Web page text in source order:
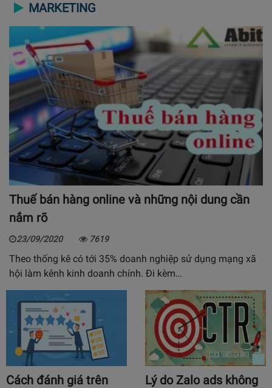
MARKETING
Thuế bán hàng online và những nội dung cần
nắm rõ
23/09/2020 7619
Theo thống kê có tới 35% doanh nghiệp sử dụng mạng xã
hội làm kênh kinh doanh chính. Đi kèm…
Cách đánh giá trên
Lý do Zalo ads không